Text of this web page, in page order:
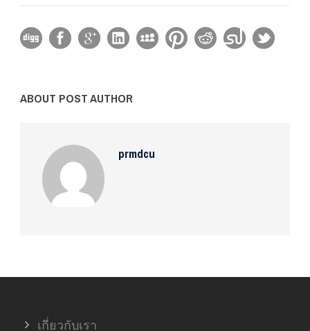
ABOUT POST AUTHOR
prmdcu
เกี่ยวกับเรา